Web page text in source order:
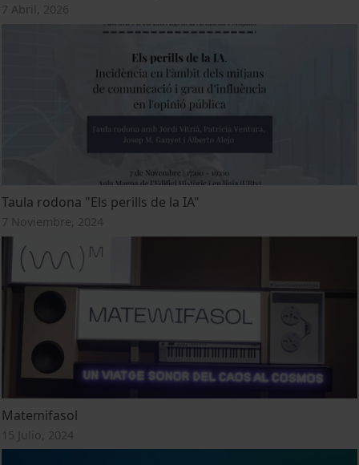
7 Abril, 2026
Taula rodona "Els perills de la IA"
7 Noviembre, 2024
Matemifasol
15 Julio, 2024